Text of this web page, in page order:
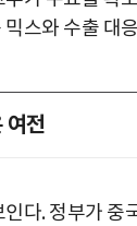
스와 수출 대
여전
다. 정부가 중